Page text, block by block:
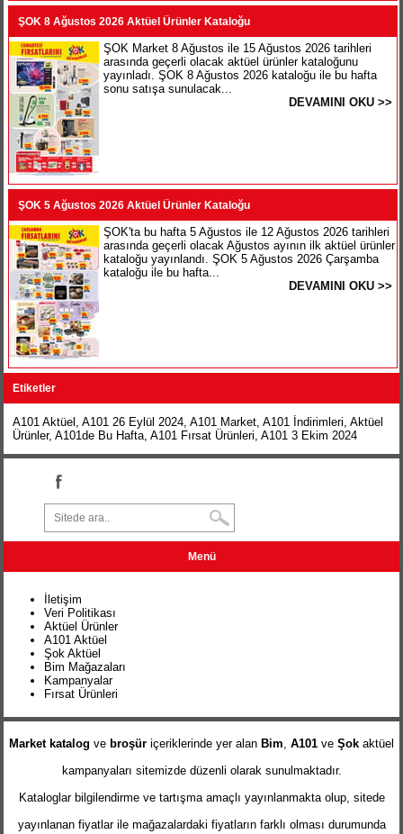
ŞOK 8 Ağustos 2026 Aktüel Ürünler Kataloğu
ŞOK Market 8 Ağustos ile 15 Ağustos 2026 tarihleri
arasında geçerli olacak aktüel ürünler kataloğunu
yayınladı. ŞOK 8 Ağustos 2026 kataloğu ile bu hafta
sonu satışa sunulacak...
DEVAMINI OKU >>
ŞOK 5 Ağustos 2026 Aktüel Ürünler Kataloğu
ŞOK'ta bu hafta 5 Ağustos ile 12 Ağustos 2026 tarihleri
arasında geçerli olacak Ağustos ayının ilk aktüel ürünler
kataloğu yayınlandı. ŞOK 5 Ağustos 2026 Çarşamba
kataloğu ile bu hafta...
DEVAMINI OKU >>
Etiketler
A101 Aktüel ,A101 26 Eylül 2024 ,A101 Market ,A101 İndirimleri ,Aktüel
Ürünler,A101de Bu Hafta ,A101 Fırsat Ürünleri ,A101 3 Ekim 2024
Menü
İletişim
Veri Politikası
Aktüel Ürünler
A101 Aktüel
Şok Aktüel
Bim Mağazaları
Kampanyalar
Fırsat Ürünleri
Market katalog ve broşür içeriklerinde yer alan Bim A101 ve Şok aktüel
kampanyaları sitemizde düzenli olarak sunulmaktadır.
Kataloglar bilgilendirme ve tartışma amaçlı yayınlanmakta olup, sitede
yayınlanan fiyatlar ile mağazalardaki fiyatların farklı olması durumunda